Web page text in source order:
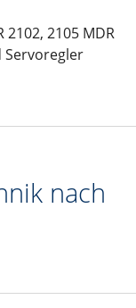
2105 MDR
Servoregler
nach